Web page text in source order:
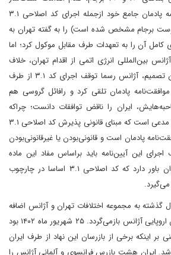
داوطلبانه فراتر از موافقت‌نامه پادمان جامع خود از‌جمله اجرای کد اصلاحی ۳.۱
که در بند ۶۵ پیوست برجام مشخص شده است) را به گفته تهران به
آن را به تعهدات طرف مقابل موکول کرد؛ اما
بین‌المللی انرژی اتمی از اقدام تهران، خلاف
نگاه ایران بود و پس از این تصمیم، آژانس رسما توقف اجرای کد ۳.۱ از طرف
موافقت‌نامه پادمان تلقی کرد و رافائل گروسی هم
ایران را ناقض توافقات دانست؛ چراکه
مدیرکل آژانس در این زمینه مدعی است که مبنای قانونی پذیرش کد اصلاحی ۳.۱
ایران، ماده ۳۹ موافقت‌نامه پادمان است و قانونی‌بودن یا غیرقانونی‌بودن
این آیین‌نامه باید بر‌اساس مفاد این ماده
ارزیابی شود؛ در‌حالی‌که تهران باور دارد که کد اصلاحی ۳.۱ اساسا در چارچوب
به مجموعه اختلافات تهران و آژانس اضافه
شده، به لغو انتصاب بازرسان اروپایی آژانس بازمی‌گردد. ۲۵ شهریور ماه ۱۴۰۲ بود
اینکه برخی از بازرسان این نهاد از طرف ایران
شد. ایران هشت بازرس فرانسوی و آلمانی آژانس را